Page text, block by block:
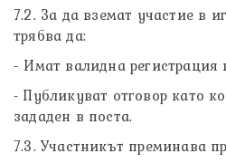
7.2. За да вземат участие в
трябва да:
- Имат валидна регистрация
- Публикуват отговор като
зададен в поста.
7.3. Участникът преминава